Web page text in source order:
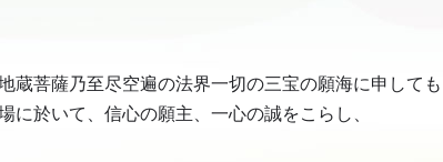
菩薩乃至尽空遍の法界一切の三宝の願海に申しても
於いて、信心の願主、一心の誠をこらし、